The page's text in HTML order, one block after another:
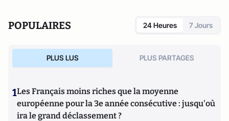
POPULAIRES 24 Heures 7 Jours
PLUS LUS PLUS PARTAGES
1Les Français moins riches que la moyenne
européenne pour la 3e année consécutive : jusqu'où
ira le grand déclassement ?